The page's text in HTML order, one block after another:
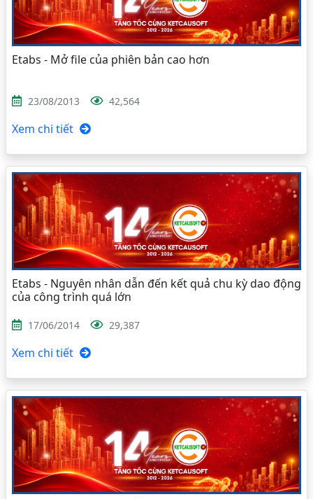
Etabs - Mở file của phiên bản cao hơn
23/08/2013 42,564
Xem chi tiết
Etabs - Nguyên nhân dẫn đến kết quả chu kỳ dao động
của công trình quá lớn
17/06/2014 29,387
Xem chi tiết